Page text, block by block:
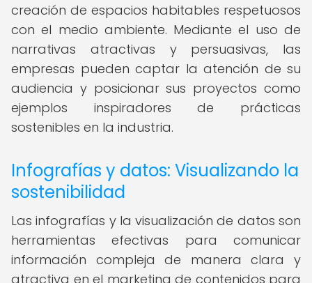
creación de espacios habitables respetuosos
con el medio ambiente. Mediante el uso de
narrativas atractivas y persuasivas, las
empresas pueden captar la atención de su
audiencia y posicionar sus proyectos como
ejemplos inspiradores de prácticas
sostenibles en la industria.
Infografías y datos: Visualizando la
sostenibilidad
Las infografías y la visualización de datos son
herramientas efectivas para comunicar
información compleja de manera clara y
atractiva en el marketing de contenidos para